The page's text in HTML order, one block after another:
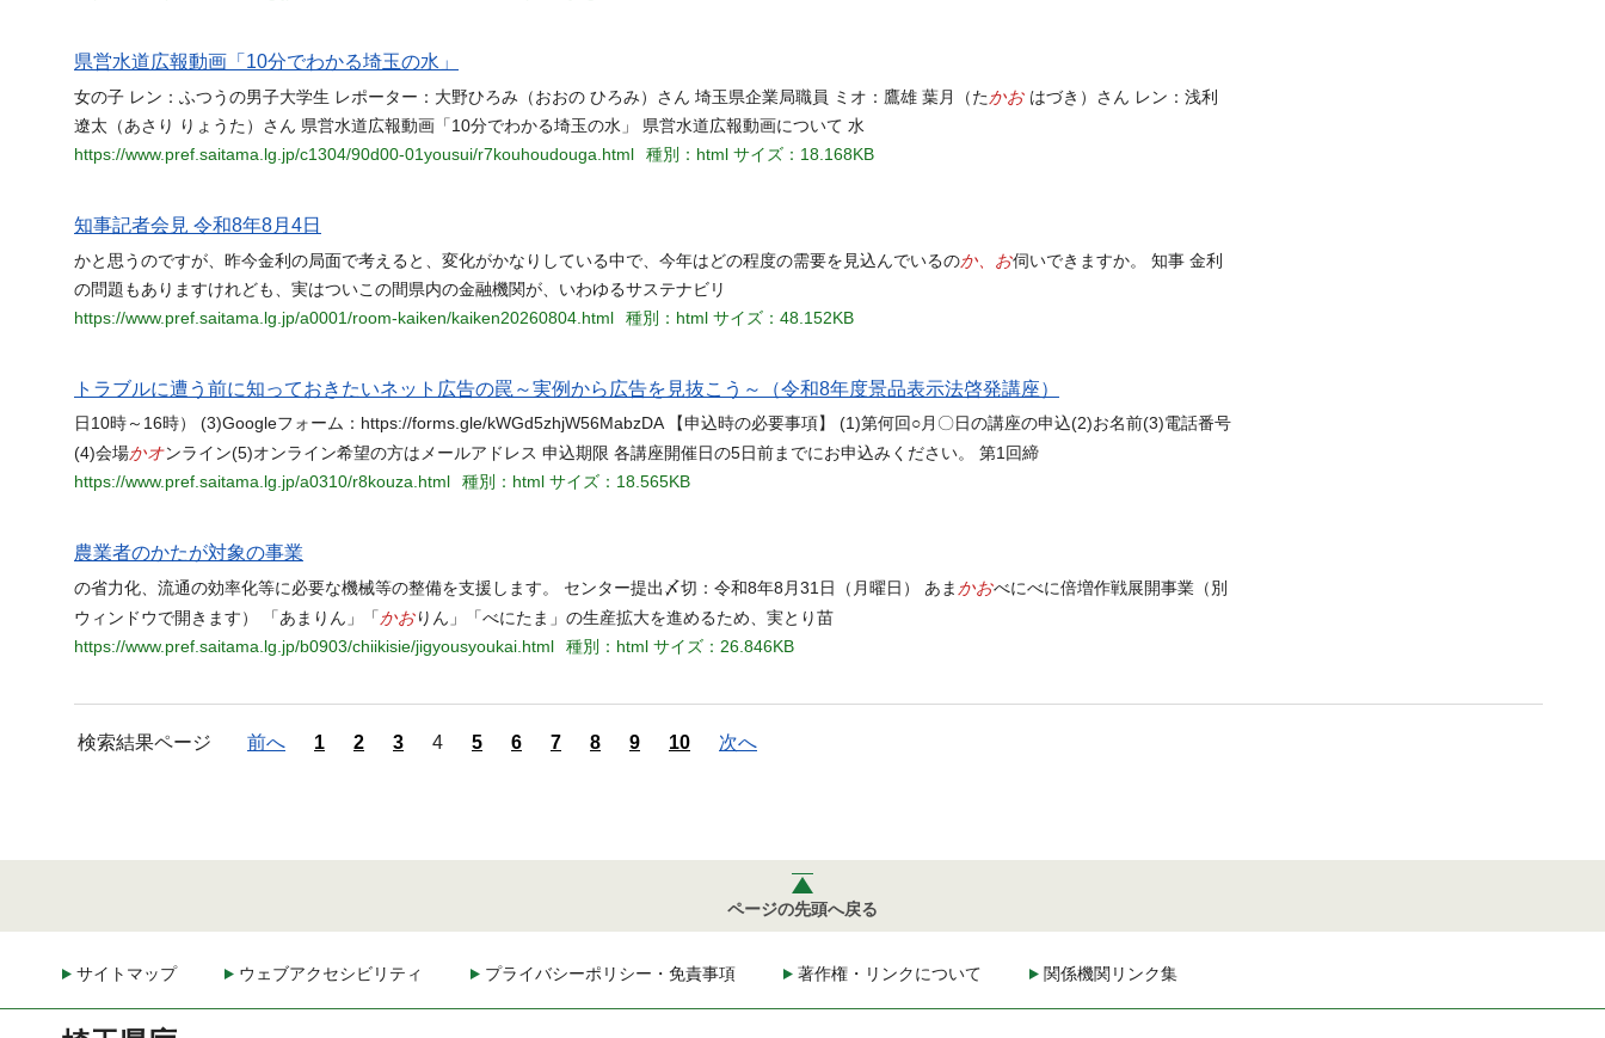
県営水道広報動画「10分でわかる埼玉の水」
女の子 レン：ふつうの男子大学生 レポーター：大野ひろみ（おおの ひろみ）さん 埼玉県企業局職員 ミオ：鷹雄 葉月（た かお はづき）さん レン：浅利
遼太（あさり りょうた）さん 県営水道広報動画「10分でわかる埼玉の水」 県営水道広報動画について 水
https://www.pref.saitama.lg.jp/c1304/90d00-01yousui/r7kouhoudouga.html
種別：html サイズ：18.168KB
知事記者会見 令和8年8月4日
かと思うのですが、昨今金利の局面で考えると、変化がかなりしている中で、今年はどの程度の需要を見込んでいるのか、お伺いできますか。 知事 金利
の問題もありますけれども、実はついこの間県内の金融機関が、いわゆるサステナビリ
https://www.pref.saitama.lg.jp/a0001/room-kaiken/kaiken20260804.html
種別：html サイズ：48.152KB
トラブルに遭う前に知っておきたいネット広告の罠～実例から広告を見抜こう～（令和8年度景品表示法啓発講座）
日10時～16時） (3)Googleフォーム：https://forms.gle/kWGd5zhjW56MabzDA 【申込時の必要事項】 (1)第何回○月〇日の講座の申込(2)お名前(3)電話番号
(4)会場かオンライン(5)オンライン希望の方はメールアドレス 申込期限 各講座開催日の5日前までにお申込みください。 第1回締
https://www.pref.saitama.lg.jp/a0310/r8kouza.html
種別：html サイズ：18.565KB
農業者のかたが対象の事業
の省力化、流通の効率化等に必要な機械等の整備を支援します。 センター提出〆切：令和8年8月31日（月曜日） あま かおべにべに倍増作戦展開事業（別
ウィンドウで開きます） 「あまりん」「 かお りん」「べにたま」の生産拡大を進めるため、実とり苗
https://www.pref.saitama.lg.jp/b0903/chiikisie/jigyousyoukai.html
種別：html サイズ：26.846KB
検索結果ページ 前へ 1 2 3 4 5 6 7 8 9 10 次へ
ページの先頭へ戻る
サイトマップ ウェブアクセシビリティ プライバシーポリシー・免責事項 著作権・リンクについて 関係機関リンク集